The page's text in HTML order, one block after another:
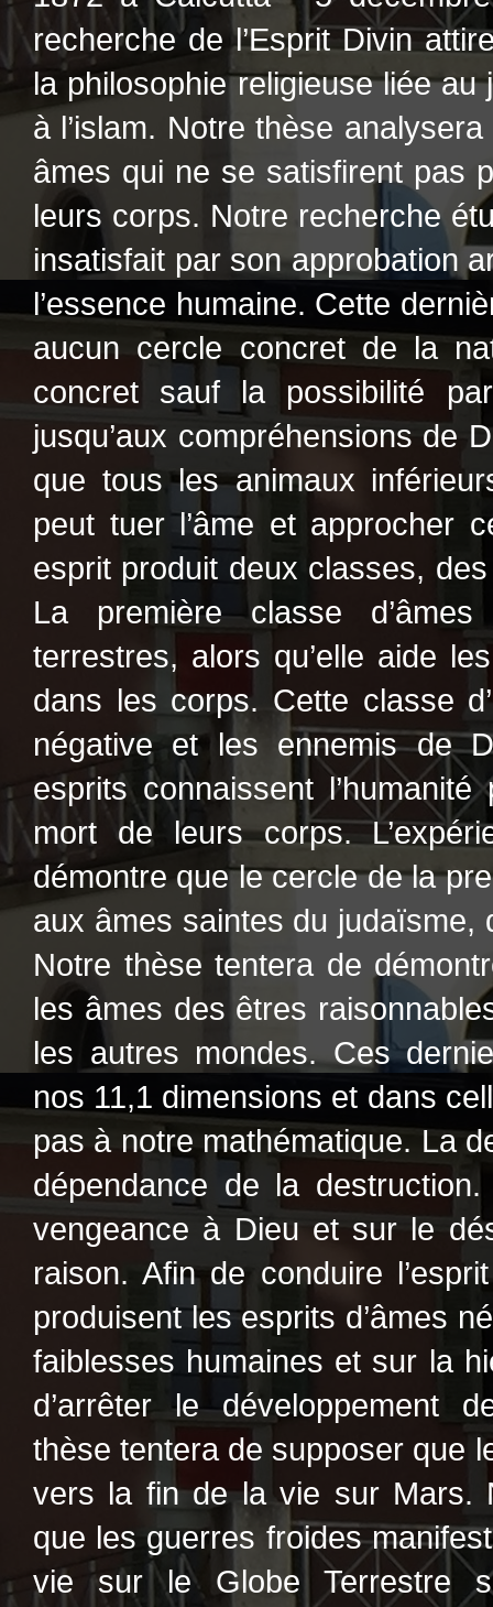
recherche de l’Esprit Divin
la philosophie religieuse liée
à l’islam. Notre thèse
âmes qui ne se satisfirent pas
leurs corps. Notre recherche
insatisfait par son approbation
l’essence humaine. Cette
aucun cercle concret de la
concret sauf la possibilité
jusqu’aux compréhensions de
que tous les animaux
peut tuer l’âme et approcher
esprit produit deux classes,
La première classe
terrestres, alors qu’elle aide
dans les corps. Cette classe
négative et les ennemis de
esprits connaissent
mort de leurs corps.
démontre que le cercle de la
aux âmes saintes du judaïsme,
Notre thèse tentera de
les âmes des êtres
les autres mondes. Ces
nos 11,1 dimensions et dans
pas à notre mathématique. La
dépendance de la
vengeance à Dieu et sur le
raison. Afin de conduire
produisent les esprits d’âmes
faiblesses humaines et sur la
d’arrêter le développement
thèse tentera de supposer que
vers la fin de la vie sur Mars.
que les guerres froides
vie sur le Globe Terrestre